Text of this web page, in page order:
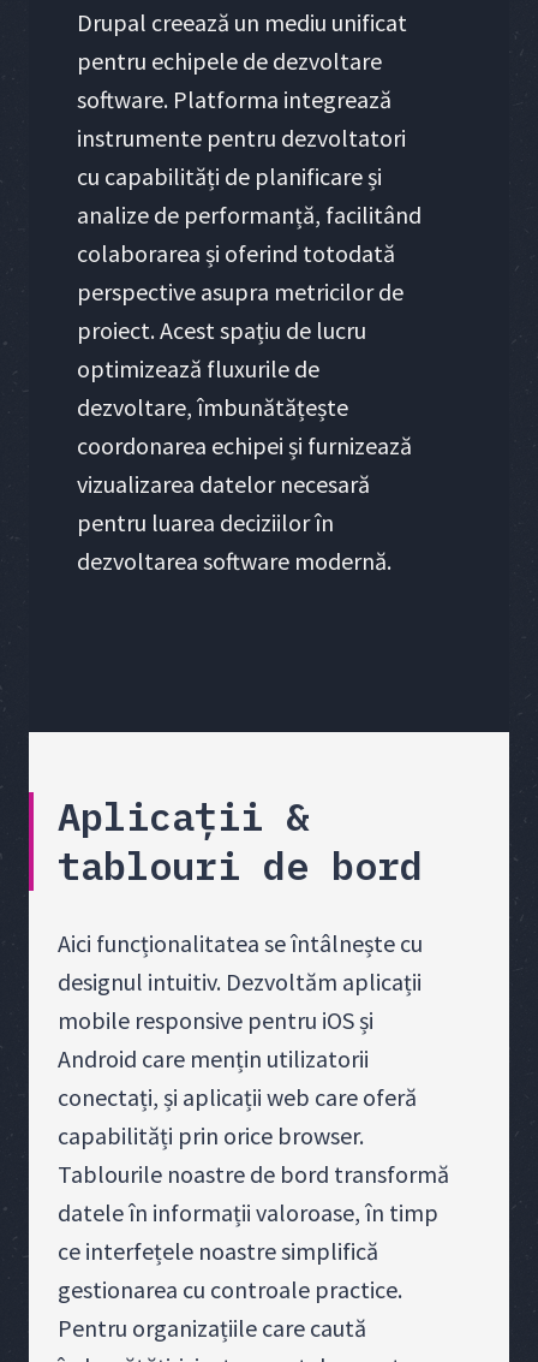
Drupal creează un mediu unificat
pentru echipele de dezvoltare
software. Platforma integrează
instrumente pentru dezvoltatori
cu capabilități de planificare și
analize de performanță, facilitând
colaborarea și oferind totodată
perspective asupra metricilor de
proiect. Acest spațiu de lucru
optimizează fluxurile de
dezvoltare, îmbunătățește
coordonarea echipei și furnizează
vizualizarea datelor necesară
pentru luarea deciziilor în
dezvoltarea software modernă.
Aplicații &
tablouri de bord
Aici funcționalitatea se întâlnește cu
designul intuitiv. Dezvoltăm aplicații
mobile responsive pentru iOS și
Android care mențin utilizatorii
conectați, și aplicații web care oferă
capabilități prin orice browser.
Tablourile noastre de bord transformă
datele în informații valoroase, în timp
ce interfețele noastre simplifică
gestionarea cu controale practice.
Pentru organizațiile care caută